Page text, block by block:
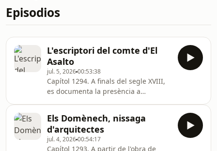
Episodios
L'escriptori del comte d'El
Asalto
jul. 5, 202600:53:38
Capítol 1294. A finals del segle XVIII,
es documenta la presència a
nobles arreu d'Europa: es tracta de
l'escriptori de tambor, amb una tapa
que quedava amagada dins de la
Els Domènech, nissaga
d'arquitectes
jul. 4, 202600:54:17
Capítol 1293. A partir de l'obra de